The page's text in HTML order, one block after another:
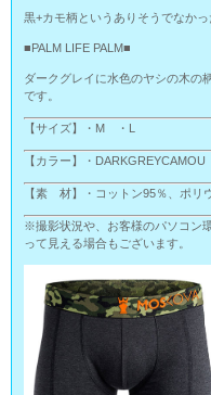
黒+カモ柄というありそうでなかっ
■PALM LIFE PALM■
ダークグレイに水色のヤシの木の
です。
【サイズ】・M ・L
【カラー】・
【素 材】・コットン95％、ポリ
※撮影状況や、お客様のパソコン
って見える場合もございます。